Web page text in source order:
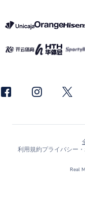
Real
利用規約プライバシー